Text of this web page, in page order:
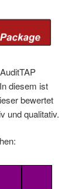
diesem ist
bewertet
und qualitativ.